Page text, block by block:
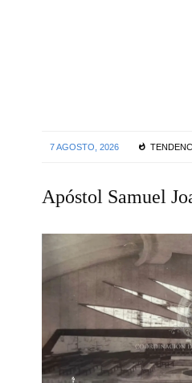
7 AGOSTO, 2026
Apóstol Samuel